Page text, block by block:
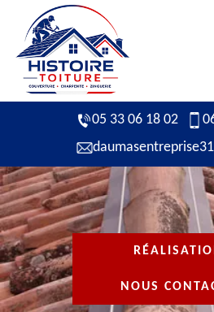
05 33 06 18 02
NOUS